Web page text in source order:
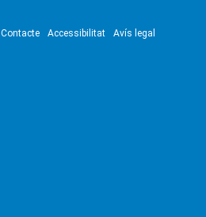
Contacte Accessibilitat Avís legal